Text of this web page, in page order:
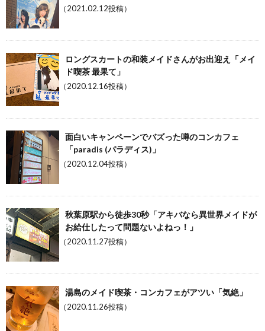
（2021.02.12投稿）
ロングスカートの和装メイドさんがお出迎え「メイ
ド喫茶 最果て」
（2020.12.16投稿）
面白いキャンペーンでバズった噂のコンカフェ
「paradis (パラディス)」
（2020.12.04投稿）
秋葉原駅から徒歩30秒「アキバなら異世界メイドが
お給仕したって問題ないよねっ！」
（2020.11.27投稿）
湯島のメイド喫茶・コンカフェがアツい「気絶」
（2020.11.26投稿）